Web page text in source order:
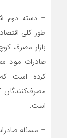
– دسته دوم
طور کلی
بازار مصرف
صادرات مواد
کرده است که
مصرف‌کنندگان
است.
– مسئله